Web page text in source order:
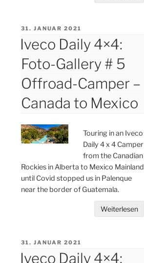
VERÖFFENTLICHT
31. JANUAR 2021
Iveco Daily 4×4:
Foto-Gallery # 5
Offroad-Camper –
Canada to Mexico
Touring in an Iveco
Daily 4 x 4 Camper
from the Canadian
Rockies in Alberta to Mexico Mainland
until Covid stopped us in Palenque
near the border of Guatemala.
Weiterlesen
VERÖFFENTLICHT
31. JANUAR 2021
Iveco Daily 4×4: